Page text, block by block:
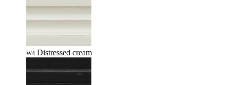
W4 Distressed cream